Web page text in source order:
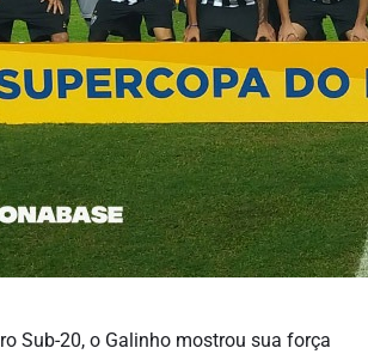
Sub-20, o Galinho mostrou sua força